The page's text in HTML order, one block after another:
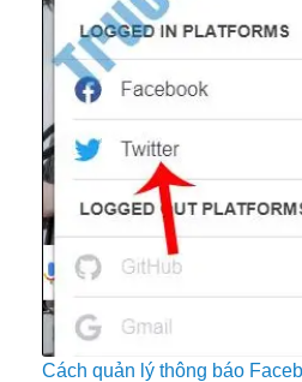
Cách quản lý thông báo